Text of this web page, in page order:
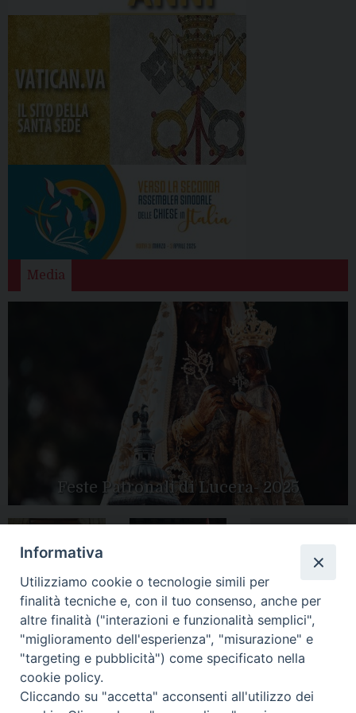
Media
Feste Patronali di Lucera- 2025
Apertura Anno
Mariae in Diocesi
Tutte le gallery
CONTATTI:
LUCERA: Piazza Duomo, 13 - 71036 Lucera (FG) − tel.
0881/520882 - e-mail: info@diocesiluceratroia.it
Segreteria del
Informativa
Utilizziamo cookie o tecnologie simili per
finalità tecniche e, con il tuo consenso, anche per
altre finalità ("interazioni e funzionalità semplici",
"miglioramento dell'esperienza", "misurazione" e
"targeting e pubblicità") come specificato nella
cookie policy.
Cliccando su "accetta" acconsenti all'utilizzo dei